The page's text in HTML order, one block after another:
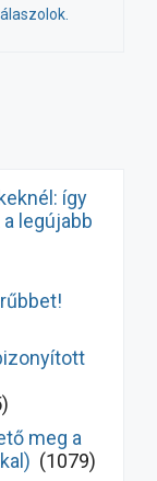
így
legújabb
meg a
(1079)